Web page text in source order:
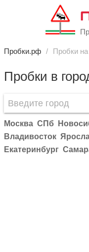
Пробки.рф Пробки
Пробки в
Москва СПб
Владивосток
Екатеринбург